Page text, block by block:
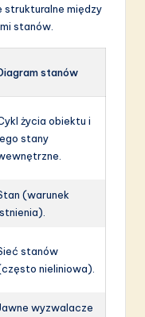
strukturalne między
stanów.
stanów
życia obiektu i
stany
(warunek
stanów
nieliniowa).
wyzwalacze